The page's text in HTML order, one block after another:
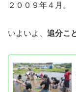
２００９年４月。
いよいよ、 追分こ